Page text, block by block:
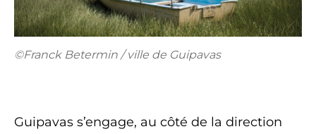
©Franck Betermin / ville de Guipavas
Guipavas s’engage, au côté de la direction